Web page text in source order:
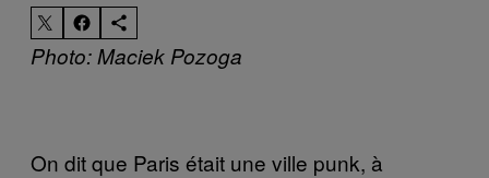
Photo: Maciek Pozoga
On dit que Paris était une ville punk, à